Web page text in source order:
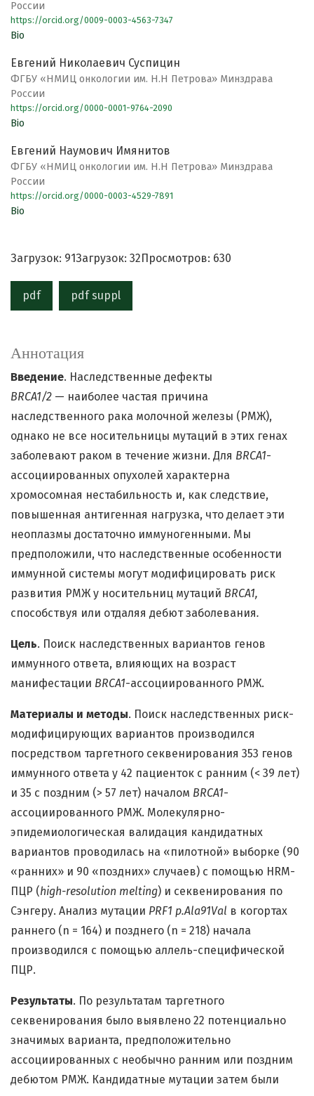
России
https://orcid.org/0009-0003-4563-7347
Bio
Евгений Николаевич Суспицин
ФГБУ «НМИЦ онкологии им. Н.Н Петрова» Минздрава
России
https://orcid.org/0000-0001-9764-2090
Bio
Евгений Наумович Имянитов
ФГБУ «НМИЦ онкологии им. Н.Н Петрова» Минздрава
России
https://orcid.org/0000-0003-4529-7891
Bio
Загрузок: 91Загрузок: 32 Просмотров: 630
pdf pdf suppl
Аннотация
Введение. Наследственные дефекты
BRCA1/2 — наиболее частая причина
наследственного рака молочной железы (РМЖ),
однако не все носительницы мутаций в этих генах
заболевают раком в течение жизни. Для BRCA1-
ассоциированных опухолей характерна
хромосомная нестабильность и, как следствие,
повышенная антигенная нагрузка, что делает эти
неоплазмы достаточно иммуногенными. Мы
предположили, что наследственные особенности
иммунной системы могут модифицировать риск
развития РМЖ у носительниц мутаций BRCA1,
способствуя или отдаляя дебют заболевания.
Цель. Поиск наследственных вариантов генов
иммунного ответа, влияющих на возраст
манифестации BRCA1-ассоциированного РМЖ.
Материалы и методы. Поиск наследственных риск-
модифицирующих вариантов производился
посредством таргетного секвенирования 353 генов
иммунного ответа у 42 пациенток с ранним (< 39 лет)
и 35 с поздним (> 57 лет) началом BRCA1-
ассоциированного РМЖ. Молекулярно-
эпидемиологическая валидация кандидатных
вариантов проводилась на «пилотной» выборке (90
«ранних» и 90 «поздних» случаев) с помощью HRM-
ПЦР (high-resolution melting) и секвенирования по
Сэнгеру. Анализ мутации PRF1 p.Ala91Val в когортах
раннего (n = 164) и позднего (n = 218) начала
производился с помощью аллель-специфической
ПЦР.
Результаты. По результатам таргетного
секвенирования было выявлено 22 потенциально
значимых варианта, предположительно
ассоциированных с необычно ранним или поздним
дебютом РМЖ. Кандидатные мутации затем были